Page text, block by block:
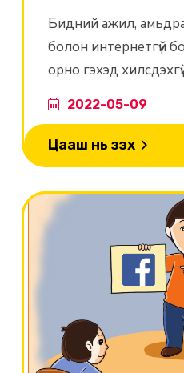
Бидний ажил,
болон интернетгүй
орно гэхэд
цахилгаан тасарвал
байтугай цаашлаад
урагшилхааргүй
үед амьдарч байна.
2022-05-09
Цааш нь үзэх